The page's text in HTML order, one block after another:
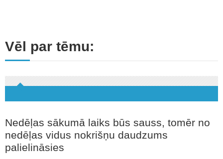
Vēl par tēmu:
Nedēļas sākumā laiks būs sauss, tomēr no
nedēļas vidus nokrišņu daudzums
palielināsies